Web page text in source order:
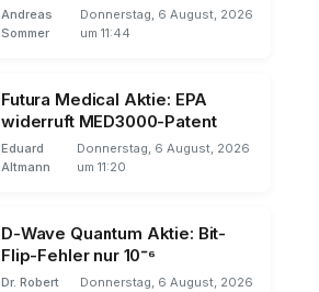
Andreas
Sommer
Donnerstag, 6 August, 2026
um 11:44
Futura Medical Aktie: EPA
widerruft MED3000-Patent
Eduard
Altmann
Donnerstag, 6 August, 2026
um 11:20
D-Wave Quantum Aktie: Bit-
Flip-Fehler nur 10⁻⁶
Dr. Robert
Donnerstag, 6 August, 2026